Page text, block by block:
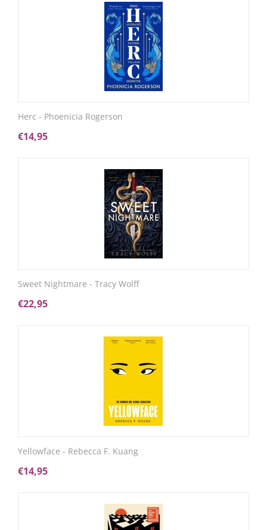
Herc - Phoenicia Rogerson
€14,95
Sweet Nightmare - Tracy Wolff
€22,95
Yellowface - Rebecca F. Kuang
€14,95